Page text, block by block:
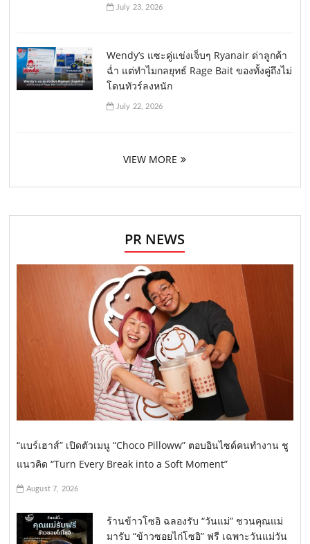
July 23, 2026
Wendy’s แซะคู่แข่งเจ็บๆ Ryanair ด่าลูกค้า
ฉ่ำ แต่ทำไมกลยุทธ์ Rage Bait ของทั้งคู่ถึงไม่
โดนทัวร์ลงหนัก
July 22, 2026
VIEW MORE
PR NEWS
“แบร์เฮาส์” เปิดตัวเมนู “Choco Pilloww” ตอบอินไซด์คนทำงาน ชู
แนวคิด “Turn Every Break into a Soft Moment”
August 7, 2026
ร้านข้าวโซอิ ฉลองรับ “วันแม่” ชวนคุณแม่
มารับ “ข้าวซอยไก่โซอิ” ฟรี เฉพาะวันแม่วัน